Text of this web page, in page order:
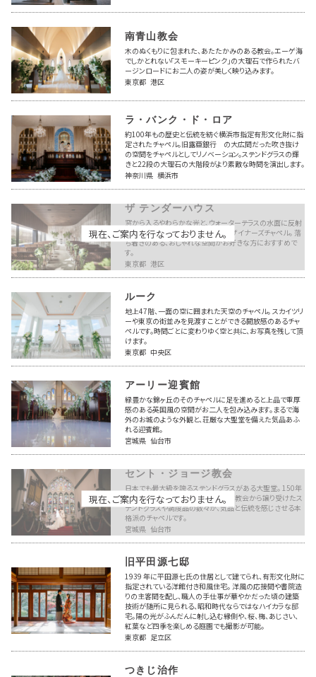
南青山教会
木のぬくもりに包まれた、あたたかみのある教会。エーゲ海
でしかとれない「スモーキーピンク」の大理石で作られたバ
ージンロードにお二人の姿が美しく映り込みます。
東京都 港区
ラ・バンク・ド・ロア
約100年もの歴史と伝統を紡ぐ横浜市指定有形文化財に指
定されたチャペル。旧露亜銀行 の大広間だった吹き抜け
の空間をチャペルとしてリノベーション。ステンドグラスの輝
きと22段の大理石の大階段がより素敵な時間を演出します。
神奈川県 横浜市
現在、ご案内を行なっておりません。
ザ テンダーハウス
窓から入るやわらかな光と、ウォーターテラスの水面に反射
する光、木々がお二人を包み込むデザイナーズチャペル。 落
ち着きのある、おしゃれな空間がお好きな方におすすめで
す。
東京都 港区
ルーク
地上47階、一面の空に囲まれた天空のチャペル。 スカイツリ
ーや東京の街並みを見渡すことができる開放感のあるチャ
ペルです。時間ごとに変わりゆく空と共に、お写真を残して頂
けます。
東京都 中央区
アーリー迎賓館
緑豊かな錦ヶ丘のそのチャペルに足を進めると上品で重厚
感のある英国風の空間がお二人を包み込みます。まるで海
外のお城のような外観と、荘厳な大聖堂を備えた気品あふ
れる迎賓館。
宮城県 仙台市
現在、ご案内を行なっておりません。
セント・ジョージ教会
日本でも最大級を誇るステンドグラスがある大聖堂。 150年
もの歴史を持つ英国セント・ジョージ教会から譲り受けたス
テンドグラスや調度品の数々が、気品と伝統を感じさせる本
格派のチャペルです。
宮城県 仙台市
旧平田源七邸
1939 年に平田源七氏の住居として建てられ、有形文化財に
指定されている洋館付き和風住宅。 洋風の応接間や書院造
りの主客間を配し、職人の手仕事が華やかだった頃の建築
技術が随所に見られる、昭和時代ならではなハイカラな邸
宅。陽の光がふんだんに射し込む縁側や、桜、梅、あじさい、
紅葉など四季を楽しめる庭園でも撮影が可能。
東京都 足立区
つきじ治作